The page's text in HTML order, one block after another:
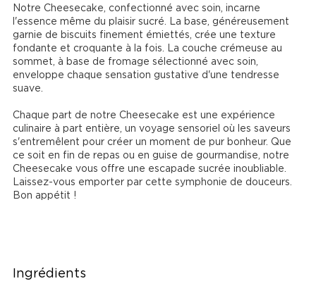
Notre Cheesecake, confectionné avec soin, incarne
l'essence même du plaisir sucré. La base, généreusement
garnie de biscuits finement émiettés, crée une texture
fondante et croquante à la fois. La couche crémeuse au
sommet, à base de fromage sélectionné avec soin,
enveloppe chaque sensation gustative d'une tendresse
suave.
Chaque part de notre Cheesecake est une expérience
culinaire à part entière, un voyage sensoriel où les saveurs
s'entremêlent pour créer un moment de pur bonheur. Que
ce soit en fin de repas ou en guise de gourmandise, notre
Cheesecake vous offre une escapade sucrée inoubliable.
Laissez-vous emporter par cette symphonie de douceurs.
Bon appétit !
Ingrédients